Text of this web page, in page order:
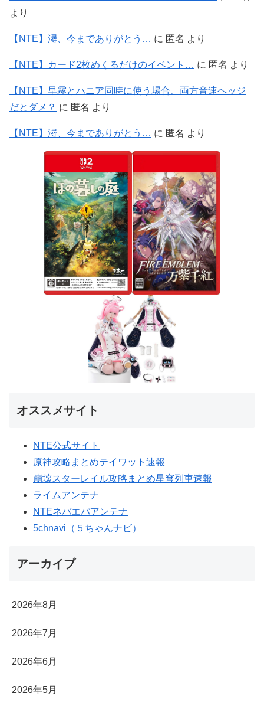
より
【NTE】潯、今までありがとう… に 匿名 より
【NTE】カード2枚めくるだけのイベント… に 匿名 より
【NTE】早霧とハニア同時に使う場合、両方音速ヘッジ
だとダメ？ に 匿名 より
【NTE】潯、今までありがとう… に 匿名 より
オススメサイト
NTE公式サイト
原神攻略まとめテイワット速報
崩壊スターレイル攻略まとめ星穹列車速報
ライムアンテナ
NTEネバエバアンテナ
5chnavi（５ちゃんナビ）
アーカイブ
2026年8月
2026年7月
2026年6月
2026年5月